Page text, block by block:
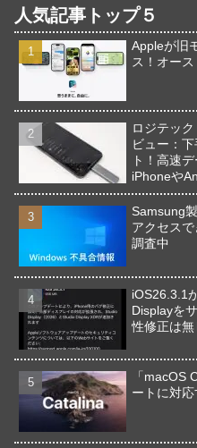
人気記事トップ５
Appleが旧
ス！オー
ロジテッ
ビュー：
ト！高速
iPhoneや
Samsung
アクセス
調査中
iOS26.3.1
Displayを
性修正は無
「macOS
ートに対